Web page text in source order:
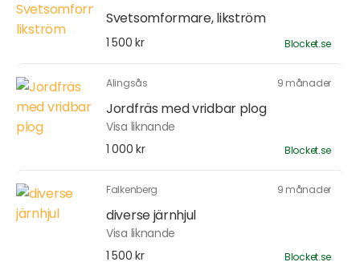
Svetsomformare, likström
1 500 kr Blocket.se
Alingsås 9 månader
Jordfräs med vridbar plog
Visa liknande
1 000 kr
Blocket.se
Falkenberg 9 månader
diverse järnhjul
Visa liknande
1 500 kr
Blocket.se